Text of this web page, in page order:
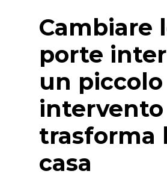
Cambiare
porte
un piccolo
trasforma
casa